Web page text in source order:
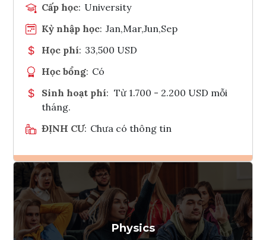
Cấp học: University
Kỳ nhập học: Jan,Mar,Jun,Sep
Học phí: 33,500 USD
Học bổng: Có
Sinh hoạt phí: Từ 1.700 - 2.200 USD mỗi
tháng.
ĐỊNH CƯ: Chưa có thông tin
Ghi danh
Tham vấn Interlink
Physics